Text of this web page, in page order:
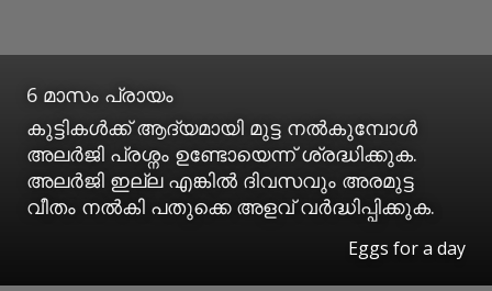
6 മാസം പ്രായം
കുട്ടികൾക്ക് ആദ്യമായി മുട്ട നൽകുമ്പോൾ
അലർജി പ്രശ്നം ഉണ്ടോയെന്ന് ശ്രദ്ധിക്കുക.
അലർജി ഇല്ല എങ്കിൽ ദിവസവും അരമുട്ട
വീതം നൽകി പതുക്കെ അളവ് വർദ്ധിപ്പിക്കുക.
Eggs for a day